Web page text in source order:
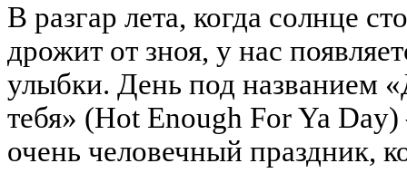
В разгар лета, когда солнце
дрожит от зноя, у нас
улыбки. День под названием
тебя» (Hot Enough For Ya
очень человечный праздник,